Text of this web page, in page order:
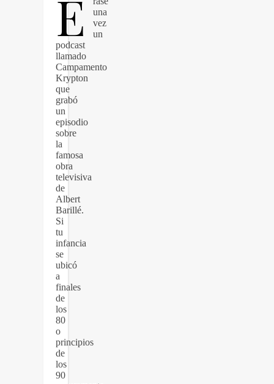
É
una
vez
un
podcast
llamado
Campamento
Krypton
que
grabó
un
episodio
sobre
la
famosa
obra
televisiva
de
Albert
Barillé.
Si
tu
infancia
se
ubicó
a
finales
de
los
80
o
principios
de
los
90